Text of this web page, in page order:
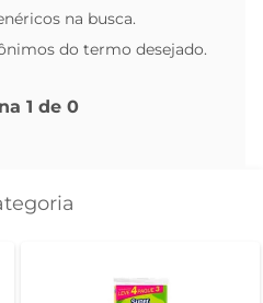
na busca.
do termo desejado.
1 de 0